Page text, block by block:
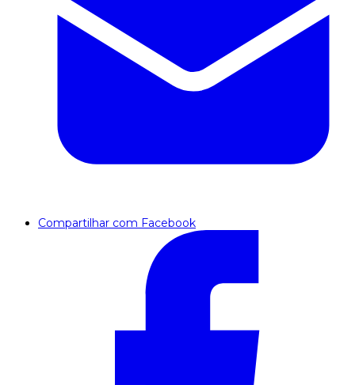
Compartilhar com Facebook